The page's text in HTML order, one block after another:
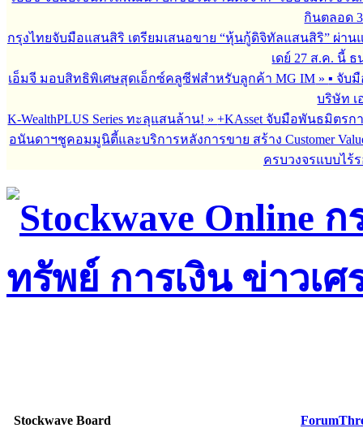
กินตลอด
กรุงไทยจับมือแสนสิริ เตรียมเสนอขาย “หุ้นกู้ดิจิทัลแสนสิริ” ผ่าน
เดย์ 27 ส.ค. นี้
เอ็มจี มอบสิทธิพิเศษสุดเอ็กซ์คลูซีฟสำหรับลูกค้า MG IM »▪︎ จับ
บริษัท เ
K-WealthPLUS Series ทะลุแสนล้าน! »+KAsset จับมือพันธมิตรการ
อนันดาฯชูคอมมูนิตี้และบริการหลังการขาย สร้าง Customer
ครบวงจรแบบไร้
Stockwave Board Forum